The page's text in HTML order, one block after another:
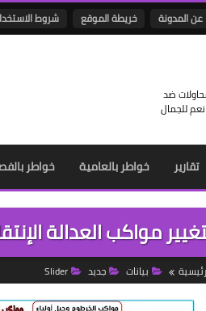
عن المدونة خريطة الموقع شروط
ضد
للجمال
تقارير خواطر بالعامية خواطر
مواكب العدالة
بيانات جديد Slider